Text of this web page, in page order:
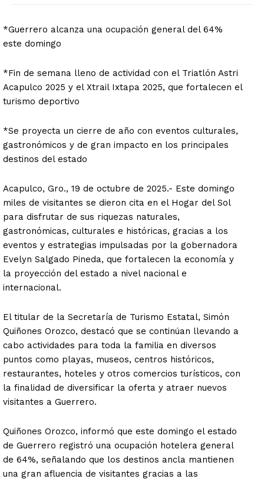
*Guerrero alcanza una ocupación general del 64%
este domingo
*Fin de semana lleno de actividad con el Triatlón Astri
Acapulco 2025 y el Xtrail Ixtapa 2025, que fortalecen el
turismo deportivo
*Se proyecta un cierre de año con eventos culturales,
gastronómicos y de gran impacto en los principales
destinos del estado
Acapulco, Gro., 19 de octubre de 2025.- Este domingo
miles de visitantes se dieron cita en el Hogar del Sol
para disfrutar de sus riquezas naturales,
gastronómicas, culturales e históricas, gracias a los
eventos y estrategias impulsadas por la gobernadora
Evelyn Salgado Pineda, que fortalecen la economía y
la proyección del estado a nivel nacional e
internacional.
El titular de la Secretaría de Turismo Estatal, Simón
Quiñones Orozco, destacó que se continúan llevando a
cabo actividades para toda la familia en diversos
puntos como playas, museos, centros históricos,
restaurantes, hoteles y otros comercios turísticos, con
la finalidad de diversificar la oferta y atraer nuevos
visitantes a Guerrero.
Quiñones Orozco, informó que este domingo el estado
de Guerrero registró una ocupación hotelera general
de 64%, señalando que los destinos ancla mantienen
una gran afluencia de visitantes gracias a las